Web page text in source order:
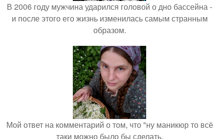
В 2006 году мужчина ударился головой о дно бассейна -
и после этого его жизнь изменилась самым странным
образом.
Мой ответ на комментарий о том, что "ну маникюр то всё
таки можно было бы сделать.